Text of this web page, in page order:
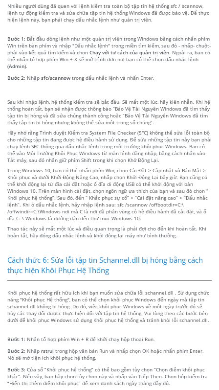
Nhiều người dùng đã quen với lệnh kiểm tra toàn bộ tập tin hệ thống sfc / scannow,
lệnh tự động kiểm tra và sửa chữa tập tin hệ thống Windows đã được bảo vệ. Để thực
hiện lệnh này, bạn phải chạy dấu nhắc lệnh như quản trị viên.
Bước 1: Bắt đầu dòng lệnh như một quản trị viên trong Windows bằng cách nhấn phím
Win trên bàn phím và nhập "Dấu nhắc lệnh" trong miền tìm kiếm, sau đó - nhấp- chuột-
phải vào kết quả tìm kiếm và chọn Chạy với tư cách của quản trị viên. Ngoài ra, bạn có
thể nhấn tổ hợp phím Win + X sẽ mở trình đơn nơi bạn có thể chọn dấu nhắc lệnh
(Admin).
Bước 2: Nhập sfc/scannow trong dấu nhắc lệnh và nhấn Enter.
Sau khi nhập lệnh, hệ thống kiểm tra sẽ bắt đầu. Sẽ mất một lúc, hãy kiên nhẫn. Khi hệ
thống hoàn tất, bạn sẽ nhận được thông báo “Bảo Vệ Tài Nguyên Windows đã tìm thấy
tập tin bị hỏng và đã sửa chúng thành công hoặc “Bảo Vệ Tài Nguyên Windows đã tìm
thấy tập tin bị hỏng nhưng không thể sửa một trong số chúng”.
Hãy nhớ rằng Trình duyệt Kiểm tra System File Checker (SFC) không thể sửa lỗi toàn bộ
cho những tập tin đang được hệ điều hành sử dụng. Để sửa những tập tin này bạn phải
chạy lệnh SFC thông qua dấu nhắc lệnh trong môi trường khôi phục Windows. Bạn có
thể vào Môi Trường Khôi Phục Windows từ màn hình đăng nhập, bằng cách nhấn vào
Tắt máy, sau đó nhấn giữ phím Shift trong khi chọn Khở Động Lại.
Trong Windows 10, bạn có thể nhấn phím Win, chọn Cài Đặt > Cập nhật và Bảo Mật >
Khôi phục và dưới Khởi Động Nâng Cao, nhấp chọn Khởi Động Lại bây giờ. Bạn cũng có
thể khởi động lại từ đĩa cài đặt hoặc ổ đĩa di động USB có thể khởi động với bản
Windows 10. Trên màn hình cài đặt, chọn ngôn ngữ ưa thích của bạn và sau đó chon “
Khôi phục hệ thống”. Sau đó, đến “ Khắc phục sự cố” > “Cài đặt nâng cao” > “Dấu nhắc
lệnh”. Khi ở dấu nhắc lệnh, hãy nhập lệnh sau: sfc /scannow /offbootdir=C:\
/offwindir=C:\Windows nơi mà C là nơi đã phân vùng có hệ điều hành đã cài đặt, và ổ
đĩa C: \ Windows là đường dẫn đến thư mục Windows 10.
Thao tác này sẽ mất một lúc và điều quan trọng là phải đợi cho đến khi hoàn tất. Khi
hoàn tất, hãy đóng dấu nhắc lệnh và khởi động lại máy như bình thường.
Cách thức 6: Sửa lỗi tập tin Schannel.dll bị hỏng bằng cách
thực hiện Khôi Phục Hệ Thống
Khôi phục hệ thống rất hữu ích khi bạn muốn sửa chữa lỗi schannel.dll . Sử dụng chức
năng "Khôi phục Hệ thống", bạn có thể chọn khôi phục Windows đến ngày mà tập tin
schannel.dll không bị hỏng. Do đó, việc khôi phục Windows về một ngày trước đó sẽ
hủy các thay đổi đượcc thực hiện đối với tập tin hệ thống. Vui lòng theo các bước bên
dưới để khôi phục Windows sử dụng Khôi phục hệ thống và tránh khỏi lỗi schannel.dll.
Bước 1: Nhấn tổ hợp phím Win + R để khởi chạy hộp thoại Run.
Bước 2: Nhập rstrui trong hộp văn bản Run và nhấp chọn OK hoặc nhấn phím Enter.
Nó sẽ mở tiện ích khôi phục hệ thống.
Bước 3: Cửa sổ “Khôi phục hệ thống” có thể bao gồm tùy chọn “Chọn điểm khôi phục
khác”. Nếu vậy, bạn hãy chọn tùy chọn này và nhấp vào Tiếp Theo. Chọn hộp kiểm tra
“Hiển thị thêm điểm khôi phục” để xem danh sách ngày tháng đầy đủ.